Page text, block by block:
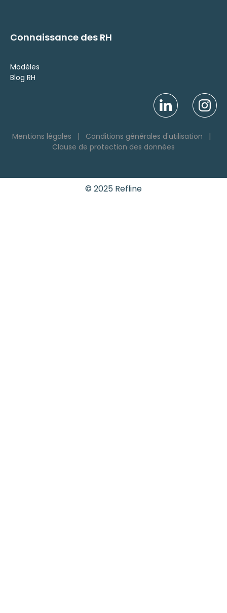
Connaissance des RH
Modèles
Blog RH
Mentions légales | Conditions générales d'utilisation
|
Clause de protection des données
© 2025 Refline